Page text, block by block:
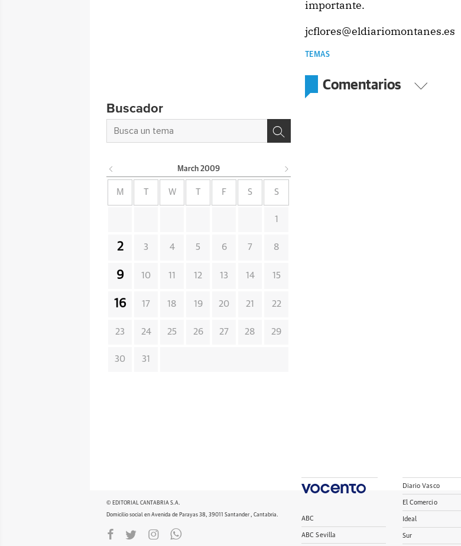
importante.
jcflores@eldiariomontanes.es
TEMAS
Comentarios
Buscador
March 2009
M W F S S
1
2 3 4 5 6 7 8
9 10 11 12 13 14 15
16 17 18 19 20 21 22
23 24 25 26 27 28 29
30 31
© EDITORIAL CANTABRIA S.A.
Domicilio social en Avenida de Parayas 38, 39011 Santander , Cantabria.
ABC
ABC Sevilla
Diario Vasco
El Comercio
Ideal
Sur